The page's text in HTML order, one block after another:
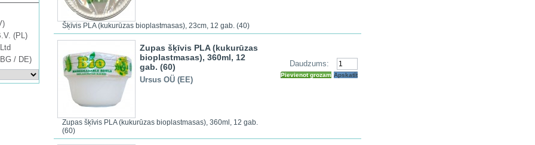
(PL)
/ DE)
Šķīvis PLA (kukurūzas bioplastmasas), 23cm, 12 gab. (40)
Zupas šķīvis PLA (kukurūzas
bioplastmasas), 360ml, 12
gab. (60)
Ursus OÜ (EE)
Zupas šķīvis PLA (kukurūzas bioplastmasas), 360ml, 12 gab.
(60)
Daudzums:
Pievienot grozam Apskatīt